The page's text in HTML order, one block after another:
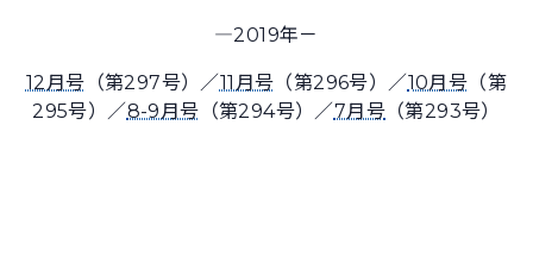
―2019年－
12月号 （第297号）／11月号 （第296号）／10月号 （第
295号）／8-9月号 （第294号）／7月号 （第293号）